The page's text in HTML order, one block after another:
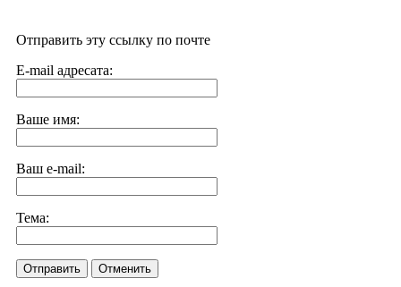
Отправить эту ссылку по почте
E-mail адресата:
Ваше имя:
Ваш e-mail:
Тема:
Отправить Отменить